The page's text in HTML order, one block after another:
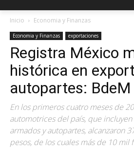
Inicio Economia y Finanzas
Economia y Finanzas exportaciones
Registra México
histórica en
autopartes: BdeM
En los primeros cuatro meses de
automotrices del país, que
armados y autopartes, alcanzaron
pesos, de los cuales más de 10 mil